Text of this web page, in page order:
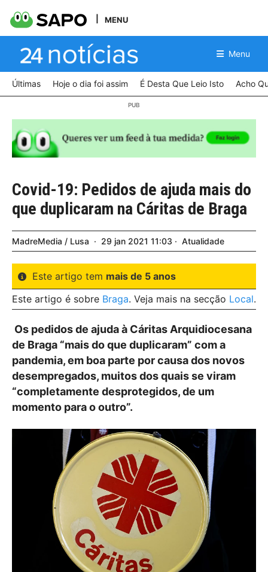
MENU
Menu
Últimas Hoje o dia foi assim É Desta Que Leio Isto Acho
Covid-19: Pedidos de ajuda mais do
que duplicaram na Cáritas de Braga
MadreMedia / Lusa 29 jan 2021 11:03 Atualidade
Este artigo tem mais de 5 anos
Este artigo é sobre Braga. Veja mais na secção Local.
Os pedidos de ajuda à Cáritas Arquidiocesana
de Braga “mais do que duplicaram” com a
pandemia, em boa parte por causa dos novos
desempregados, muitos dos quais se viram
“completamente desprotegidos, de um
momento para o outro”.